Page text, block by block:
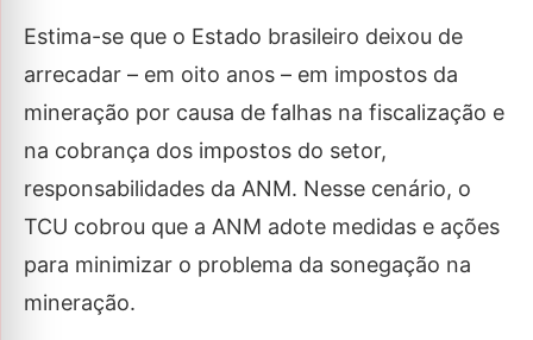
Estima-se que o Estado brasileiro deixou de
arrecadar – em oito anos – em impostos da
mineração por causa de falhas na fiscalização e
na cobrança dos impostos do setor,
responsabilidades da ANM. Nesse cenário, o
TCU cobrou que a ANM adote medidas e ações
para minimizar o problema da sonegação na
mineração.